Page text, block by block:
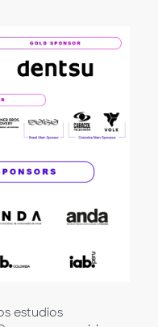
estudios